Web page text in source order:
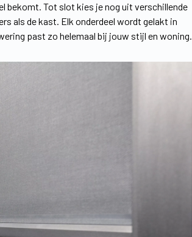
bekomt. Tot slot kies je nog uit verschillende
als de kast. Elk onderdeel wordt gelakt in
past zo helemaal bij jouw stijl en woning.